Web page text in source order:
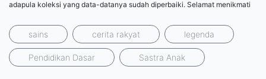
adapula koleksi yang data-datanya sudah diperbaiki. Selamat menikmati
sains cerita rakyat legenda
Pendidikan Dasar Sastra Anak